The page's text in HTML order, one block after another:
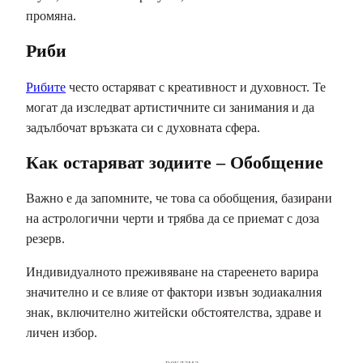
промяна.
Риби
Рибите често остаряват с креативност и духовност. Те
могат да изследват артистичните си занимания и да
задълбочат връзката си с духовната сфера.
Как остаряват зодиите – Обобщение
Важно е да запомните, че това са обобщения, базирани
на астрологични черти и трябва да се приемат с доза
резерв.
Индивидуалното преживяване на стареенето варира
значително и се влияе от фактори извън зодиакалния
знак, включително житейски обстоятелства, здраве и
личен избор.